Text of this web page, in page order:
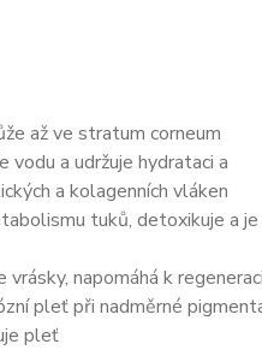
až ve stratum corneum
vodu a udržuje hydrataci a
a kolagenních vláken
tuků, detoxikuje a je
napomáhá k regeneraci
pleť při nadměrné
pleť